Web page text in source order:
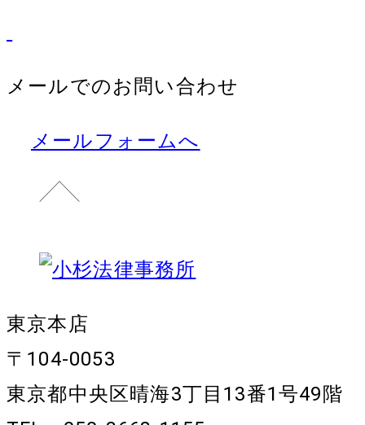
メールでのお問い合わせ
メールフォームへ
東京本店
〒104-0053
東京都中央区晴海3丁目13番1号49階